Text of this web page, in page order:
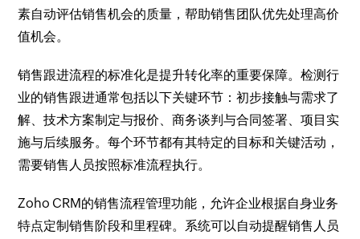
素自动评估销售机会的质量，帮助销售团队优先处理高价
值机会。
销售跟进流程的标准化是提升转化率的重要保障。检测行
业的销售跟进通常包括以下关键环节：初步接触与需求了
解、技术方案制定与报价、商务谈判与合同签署、项目实
施与后续服务。每个环节都有其特定的目标和关键活动，
需要销售人员按照标准流程执行。
Zoho CRM的销售流程管理功能，允许企业根据自身业务
特点定制销售阶段和里程碑。系统可以自动提醒销售人员